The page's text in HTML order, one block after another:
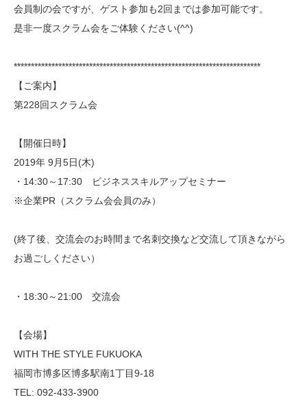
会員制の会ですが、ゲスト参加も2回までは参加可能です。
是非一度スクラム会をご体験ください(^^)
************************************************************************
【ご案内】
第228回スクラム会
【開催日時】
2019年 9月5日(木)
・14:30～17:30 ビジネススキルアップセミナー
※企業PR（スクラム会会員のみ）
(終了後、交流会のお時間まで名刺交換など交流して頂きながら
お過ごしください）
・18:30～21:00 交流会
【会場】
WITH THE STYLE FUKUOKA
福岡市博多区博多駅南1丁目9-18
TEL: 092-433-3900